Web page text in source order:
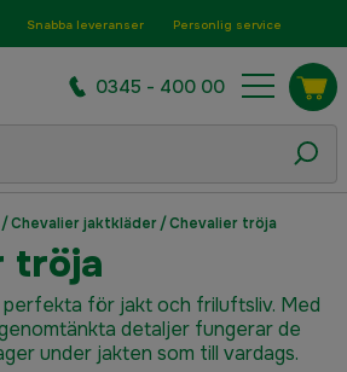
Snabba leveranser Personlig service
0345 - 400 00
/Chevalier jaktkläder/Chevalier tröja
tröja
för jakt och friluftsliv. Med
detaljer fungerar de
under jakten som till vardags.